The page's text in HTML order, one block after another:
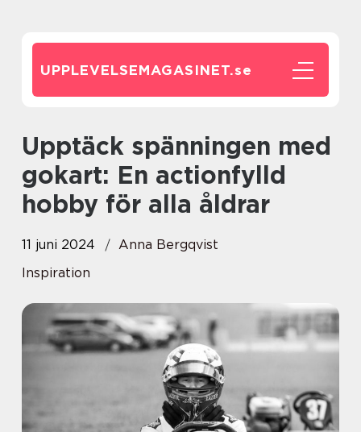
UPPLEVELSEMAGASINET.se
Upptäck spänningen med
gokart: En actionfylld
hobby för alla åldrar
11 juni 2024
Anna Bergqvist
Inspiration